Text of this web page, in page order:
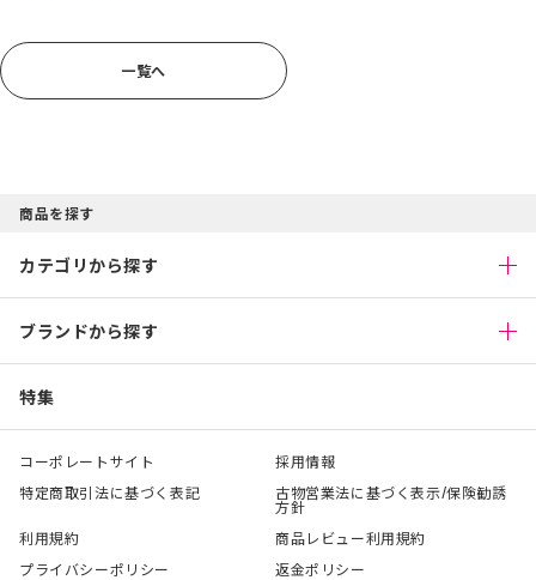
一覧へ
商品を探す
カテゴリから探す
ブランドから探す
特集
コーポレートサイト
採用情報
特定商取引法に基づく表記
古物営業法に基づく表示/保険勧誘
方針
利用規約
商品レビュー利用規約
プライバシーポリシー
返金ポリシー